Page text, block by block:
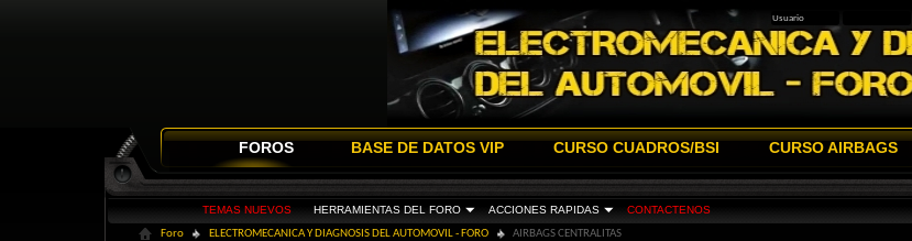
FOROS
TEMAS NUEVOS HERRAMIENTAS DEL FORO ACCIONES RAPIDAS CONTACTENOS
BASE DE DATOS VIP CURSO CUADROS/BSI CURSO AIRBAGS
Foro ELECTROMECANICA Y DIAGNOSIS DEL AUTOMOVIL - FORO AIRBAGS CENTRALITAS